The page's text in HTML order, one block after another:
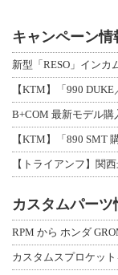
キャンペーン情
【KTM】「990
【KTM】「890 SMT
カスタムパーツ